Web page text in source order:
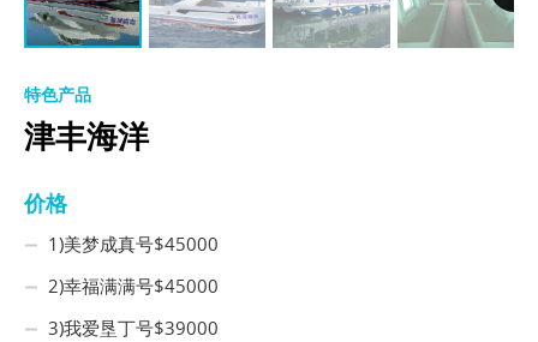
特色产品
津丰海洋
价格
1)美梦成真号$45000
2)幸福满满号$45000
3)我爱垦丁号$39000